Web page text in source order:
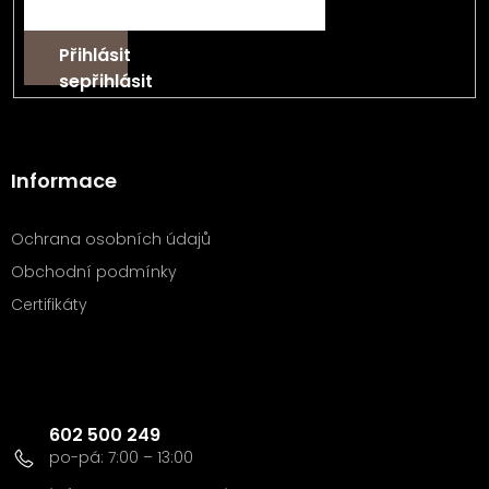
Přihlásit
se
Informace
Ochrana osobních údajů
Obchodní podmínky
Certifikáty
602 500 249